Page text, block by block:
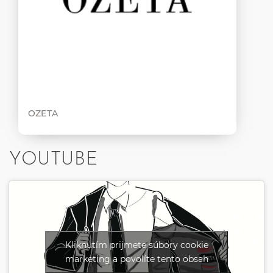
OZETA
YOUTUBE
Kliknutím prijmete súbory cookie
marketing a povolíte tento obsah